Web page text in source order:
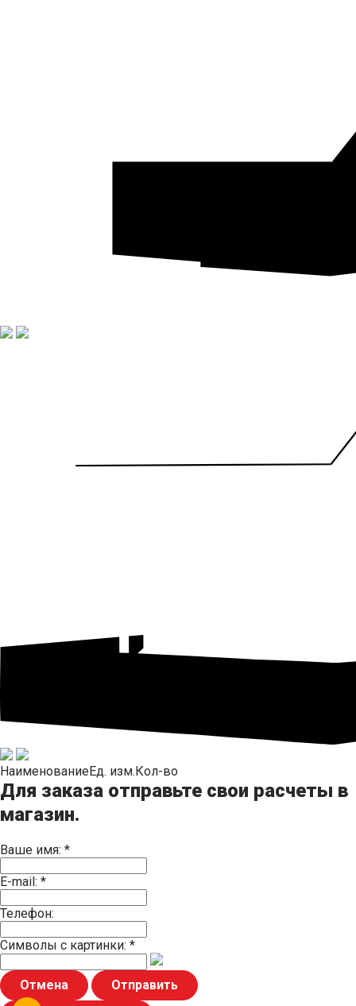
НаименованиеЕд. изм.Кол-во
Для заказа отправьте свои расчеты в
магазин.
Ваше имя: *
E-mail: *
Телефон:
Символы с картинки: *
Отмена